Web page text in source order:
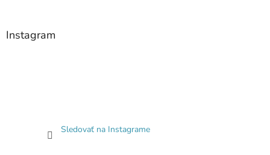
Instagram
Sledovať na Instagrame